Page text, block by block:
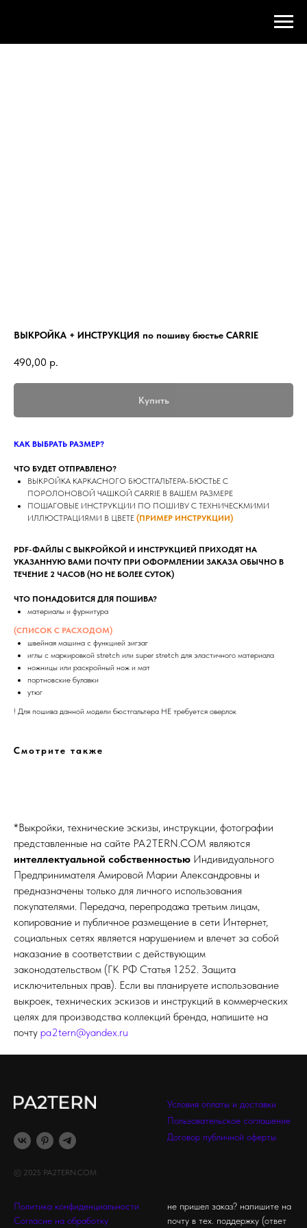
ВЫКРОЙКА + ИНСТРУКЦИЯ по пошиву бюстье CARRIE
490,00 р.
Купить
КАК ВЫБРАТЬ РАЗМЕР?
ЧТО БУДЕТ ОТПРАВЛЕНО?
ВЫКРОЙКА КАРКАСНОГО БЮСТГАЛЬТЕРА-БЮСТЬЕ С
ПОРОЛОНОВОЙ ЧАШКОЙ CARRIE В ВАШЕМ РАЗМЕРЕ
ПОШАГОВЫЕ ИНСТРУКЦИИ ПО ПОШИВУ C ТЕХНИЧЕСКМИМИ
ИЛЛЮСТРАЦИЯМИ В ЦВЕТЕ (ПРИМЕР ИНСТРУКЦИИ)
PDF-ФАЙЛЫ С ВЫКРОЙКОЙ И ИНСТРУКЦИЕЙ ПРИХОДЯТ НА
УКАЗАННУЮ ВАМИ ПОЧТУ ПРИ ОФОРМЛЕНИИ ЗАКАЗА ОБЫЧНО В
ТЕЧЕНИЕ 2 ЧАСОВ (НО НЕ БОЛЕЕ СУТОК)
ЧТО ПОНАДОБИТСЯ ДЛЯ ПОШИВА?
материалы и фурнитура
(СПИСОК С РАСХОДОМ)
швейная машина с функцией зигзаг
иглы с маркировкой stretch или super stretch для эластичного материала
ножницы или раскройный нож и мат
портновские булавки
утюг
! Для пошива данной модели бюстгальтера НЕ требуется оверлок
Смотрите также
*Выкройки, технические эскизы, инструкции, фотографии
представленные на сайте PA2TERN.COM являются
интеллектуальной собственностью Индивидуального
Предпринимателя Амировой Марии Александровны и
предназначены только для личного использования
покупателями. Передача, перепродажа третьим лицам,
копирование и публичное размещение в сети Интернет,
социальных сетях является нарушением и влечет за собой
наказание в соответствии с действующим
законодательством (ГК РФ Статья 1252. Защита
исключительных прав). Если вы планируете использование
выкроек, технических эскизов и инструкций в коммерческих
целях для производства коллекций бренда, напишите на
почту pa2tern@yandex.ru
© 2025 PA2TERN.COM
Условия оплаты и доставки
Пользовательское соглашение
Договор публичной оферты
Политика конфиденциальности
Согласие на обработку
не пришел заказ? напишите на
почту в тех. поддержку (ответ